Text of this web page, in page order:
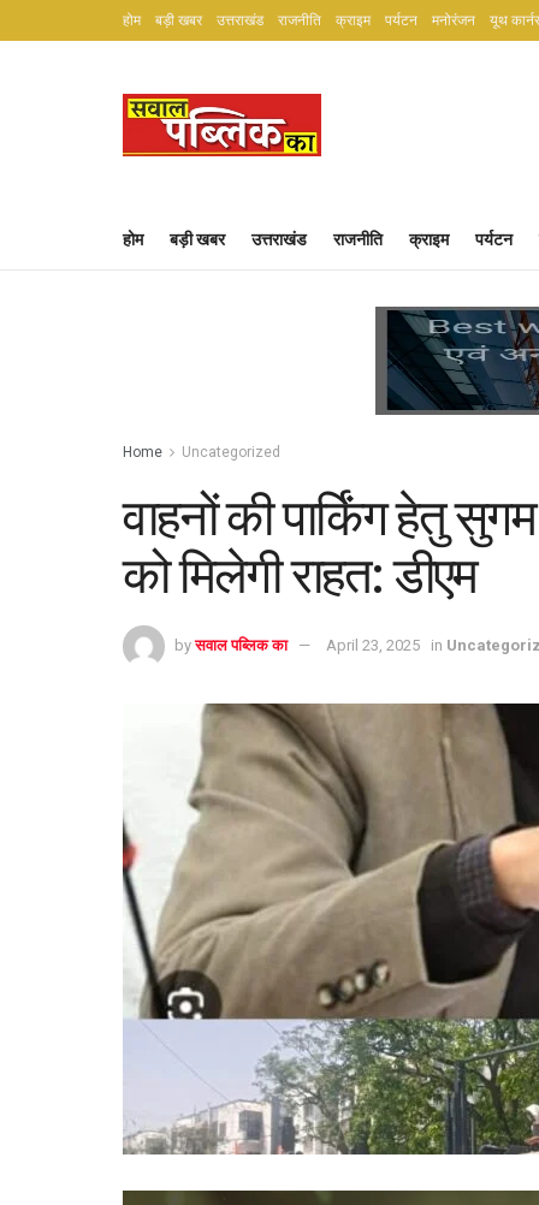
होम बड़ी खबर उत्तराखंड राजनीति क्राइम पर्यटन मनोरंजन यूथ कार्नर
होम बड़ी खबर उत्तराखंड राजनीति क्राइम पर्यटन
Home Uncategorized
वाहनों की पार्किंग हेतु
को मिलेगी राहत: डीएम
by सवाल पब्लिक का April 23, 2025 in